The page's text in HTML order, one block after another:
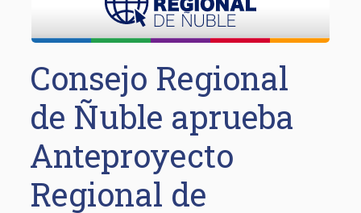
Consejo Regional
de Ñuble aprueba
Anteproyecto
Regional de